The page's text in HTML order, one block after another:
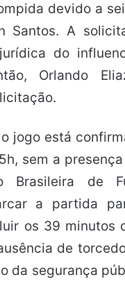
devido a
Santos. A
do
Orlando
jogo está
sem a
Brasileira de
a partida
os 39 minutos
de
da segurança